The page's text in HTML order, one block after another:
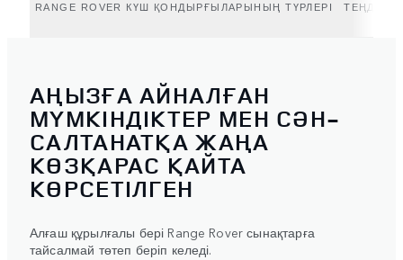
RANGE ROVER КҮШ ҚОНДЫРҒЫЛАРЫНЫҢ ТҮРЛЕРІ
АҢЫЗҒА АЙНАЛҒАН
МҮМКІНДІКТЕР МЕН СӘН-
САЛТАНАТҚА ЖАҢА
КӨЗҚАРАС ҚАЙТА
КӨРСЕТІЛГЕН
Алғаш құрылғалы бері Range Rover сынақтарға
тайсалмай төтеп беріп келеді.